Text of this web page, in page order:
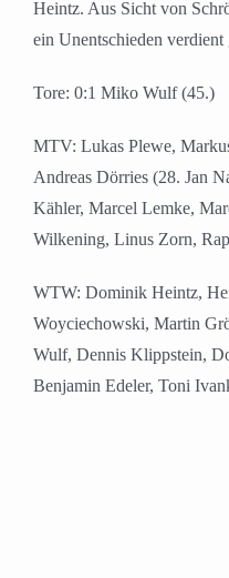
Heintz. Aus Sicht von
ein Unentschieden verdient
Tore: 0:1 Miko Wulf (45.)
MTV: Lukas Plewe,
Andreas Dörries (28. Jan
Kähler, Marcel Lemke,
Wilkening, Linus Zorn,
WTW: Dominik Heintz,
Woyciechowski, Martin
Wulf, Dennis Klippstein,
Benjamin Edeler, Toni